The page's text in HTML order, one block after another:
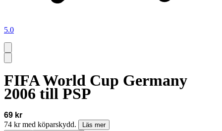
5.0
FIFA World Cup Germany
2006 till PSP
69 kr
74 kr med köparskydd.
Läs mer